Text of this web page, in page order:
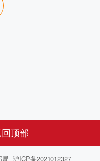
顶部
沪ICP备2021012327